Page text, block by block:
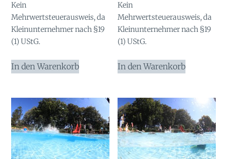
Kein
Mehrwertsteuerausweis, da
Kleinunternehmer nach §19
(1) UStG.
In den Warenkorb
Kein
Mehrwertsteuerausweis, da
Kleinunternehmer nach §19
(1) UStG.
In den Warenkorb